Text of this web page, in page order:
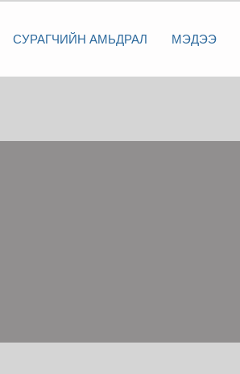
СУРАГЧИЙН АМЬДРАЛ МЭДЭЭ